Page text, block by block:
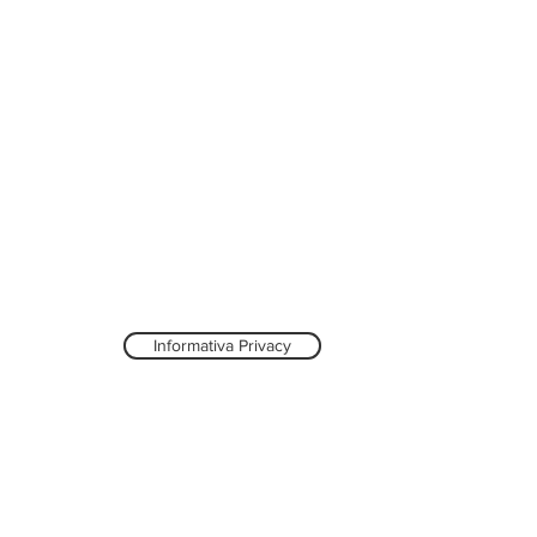
Informativa Privacy